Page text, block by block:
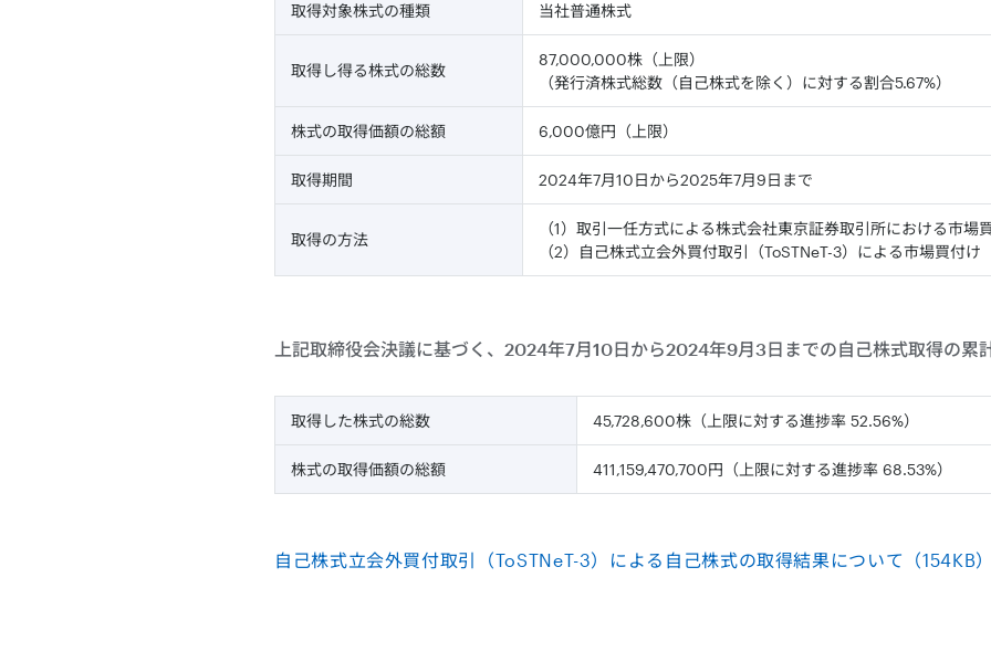
取得対象株式の種類 当社普通株式
取得し得る株式の総数
87,000,000株（上限）
（発行済株式総数（自己株式を除く）に対する割合5.67%）
株式の取得価額の総額 6,000億円（上限）
取得期間 2024年7月10日から2025年7月9日まで
取得の方法
（1）取引一任方式による株式会社東京証券取引所における市場
（2）自己株式立会外買付取引（ToSTNeT-3）による市場買付け
上記取締役会決議に基づく、2024年7月10日から2024年9月3日までの自己株式取得の累
取得した株式の総数 45,728,600株（上限に対する進捗率 52.56%）
株式の取得価額の総額 411,159,470,700円（上限に対する進捗率 68.53%）
自己株式立会外買付取引（ToSTNeT-3）による自己株式の取得結果について（154KB